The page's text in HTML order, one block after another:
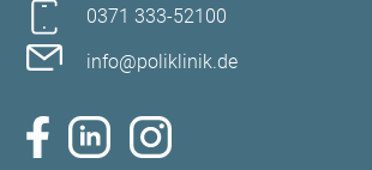
0371 333-52100
info@poliklinik.de